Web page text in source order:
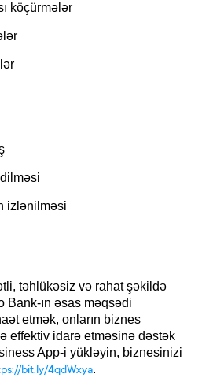
köçürmələr
izlənilməsi
təhlükəsiz və rahat şəkildə
Bank-ın əsas məqsədi
etmək, onların biznes
effektiv idarə etməsinə dəstək
App-i yükləyin, biznesinizi
bit.ly/4qdWxya.